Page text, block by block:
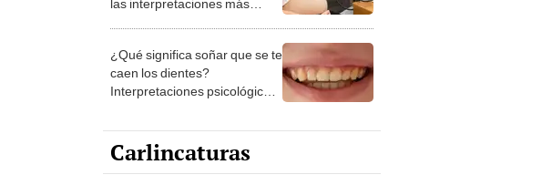
comunes
caen los dientes?
Interpretaciones psicológicas
y posibles explicaciones
Carlincaturas